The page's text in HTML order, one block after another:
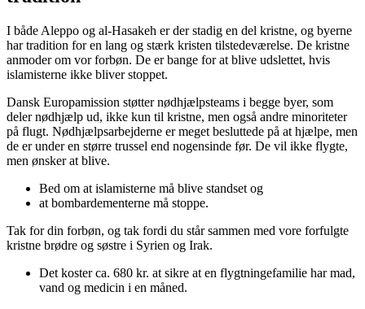
I både Aleppo og al-Hasakeh er der stadig en del kristne, og byerne
har tradition for en lang og stærk kristen tilstedeværelse. De kristne
anmoder om vor forbøn. De er bange for at blive udslettet, hvis
islamisterne ikke bliver stoppet.
Dansk Europamission støtter nødhjælpsteams i begge byer, som
deler nødhjælp ud, ikke kun til kristne, men også andre minoriteter
på flugt. Nødhjælpsarbejderne er meget besluttede på at hjælpe, men
de er under en større trussel end nogensinde før. De vil ikke flygte,
men ønsker at blive.
Bed om at islamisterne må blive standset og
at bombardementerne må stoppe.
Tak for din forbøn, og tak fordi du står sammen med vore forfulgte
kristne brødre og søstre i Syrien og Irak.
Det koster ca. 680 kr. at sikre at en flygtningefamilie har mad,
vand og medicin i en måned.